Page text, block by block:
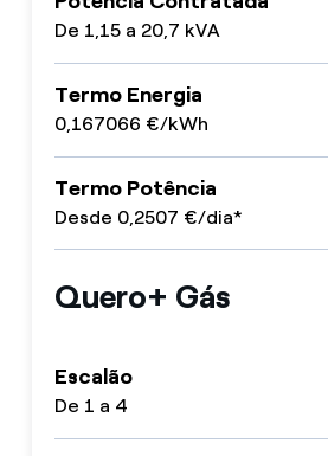
De 1,15 a 20,7 kVA
Termo Energia
0,167066 €/kWh
Termo Potência
Desde 0,2507 €/dia*
Quero+ Gás
Escalão
De 1 a 4